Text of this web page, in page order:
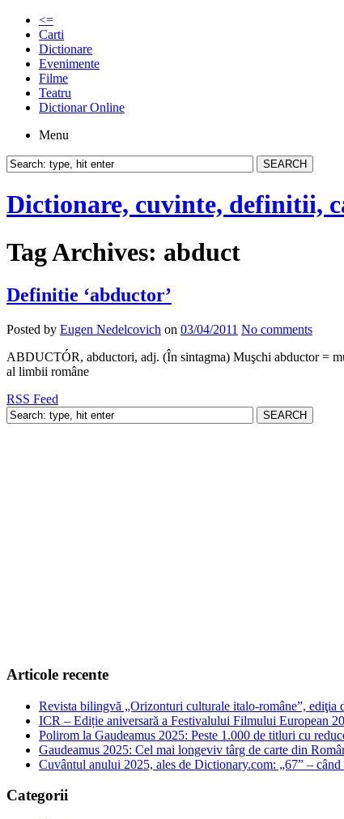
<=
Carti
Dictionare
Evenimente
Filme
Teatru
Dictionar Online
Menu
Dictionare, cuvinte, definitii,
Tag Archives: abduct
Definitie ‘abductor’
Posted by Eugen Nedelcovich on 03/04/2011 No comments
ABDUCTÓR, abductori, adj. (În sintagma) Muşchi abductor =
al limbii române
RSS Feed
Articole recente
Revista bilingvă „Orizonturi culturale italo-române”, ediţia
ICR – Ediție aniversară a Festivalului Filmului European
Polirom la Gaudeamus 2025: Peste 1.000 de titluri cu
Gaudeamus 2025: Cel mai longeviv târg de carte din
Cuvântul anului 2025, ales de Dictionary.com: „67” –
Categorii